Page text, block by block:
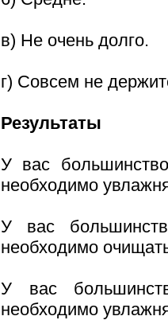
в) Не очень долго.
г) Совсем не
Результаты
У вас
необходимо
У вас
необходимо
У вас
необходимо